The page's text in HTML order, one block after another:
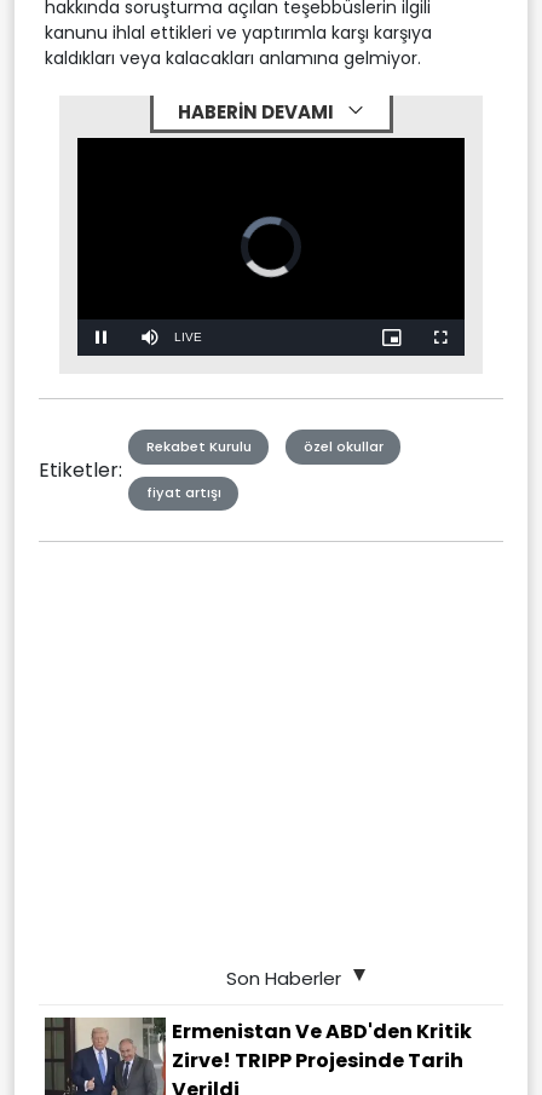
hakkında soruşturma açılan teşebbüslerin ilgili
kanunu ihlal ettikleri ve yaptırımla karşı karşıya
kaldıkları veya kalacakları anlamına gelmiyor.
HABERİN DEVAMI
Video
Player
is
loading.
Pause Mute Stream
LIVE
Picture-
in-
Fullscreen
Etiketler:
Rekabet Kurulu özel okullar
fiyat artışı
Son Haberler
Ermenistan Ve ABD'den Kritik
Zirve! TRIPP Projesinde Tarih